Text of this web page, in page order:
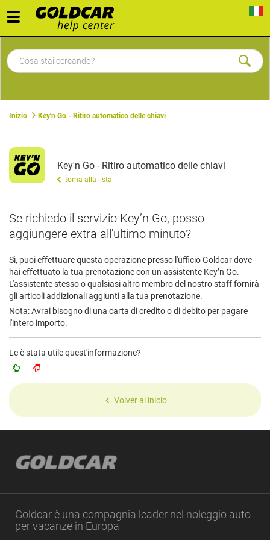
Toggle
navigation
Inizio Key'n Go - Ritiro automatico delle chiavi
Key'n Go - Ritiro automatico delle chiavi
torna alla lista
Se richiedo il servizio Key’n Go, posso
aggiungere extra all'ultimo minuto?
Sì, puoi effettuare questa operazione presso l'ufficio Goldcar dove
hai effettuato la tua prenotazione con un assistente Key’n Go.
L'assistente stesso o qualsiasi altro membro del nostro staff fornirà
gli articoli addizionali aggiunti alla tua prenotazione.
Nota: Avrai bisogno di una carta di credito o di debito per pagare
l'intero importo.
Le è stata utile quest'informazione?
Volver al inicio
Goldcar è una compagnia leader nel noleggio auto
per vacanze in Europa